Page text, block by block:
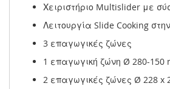
Χειριστήριο Multislider με
Λειτουργία Slide Cooking
3 επαγωγικές ζώνες
1 επαγωγική ζώνη Ø 280-150
2 επαγωγικές ζώνες Ø 228 x